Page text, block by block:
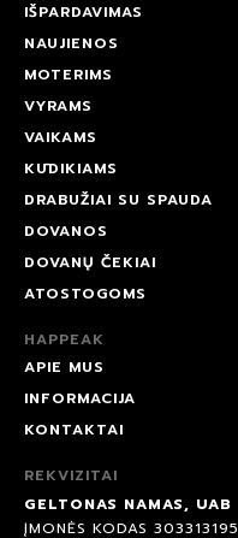
IŠPARDAVIMAS
NAUJIENOS
MOTERIMS
VYRAMS
VAIKAMS
KŪDIKIAMS
DRABUŽIAI SU SPAUDA
DOVANOS
DOVANŲ ČEKIAI
ATOSTOGOMS
HAPPEAK
APIE MUS
INFORMACIJA
KONTAKTAI
REKVIZITAI
GELTONAS NAMAS, UAB
ĮMONĖS KODAS 303313195